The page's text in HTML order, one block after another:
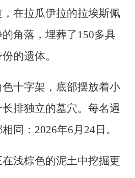
在拉瓜伊拉的拉埃斯佩
角落，埋葬了150多具
的遗体。
十字架，底部摆放着小
排独立的墓穴。每名遇
同：2026年6月24日。
浅棕色的泥土中挖掘更